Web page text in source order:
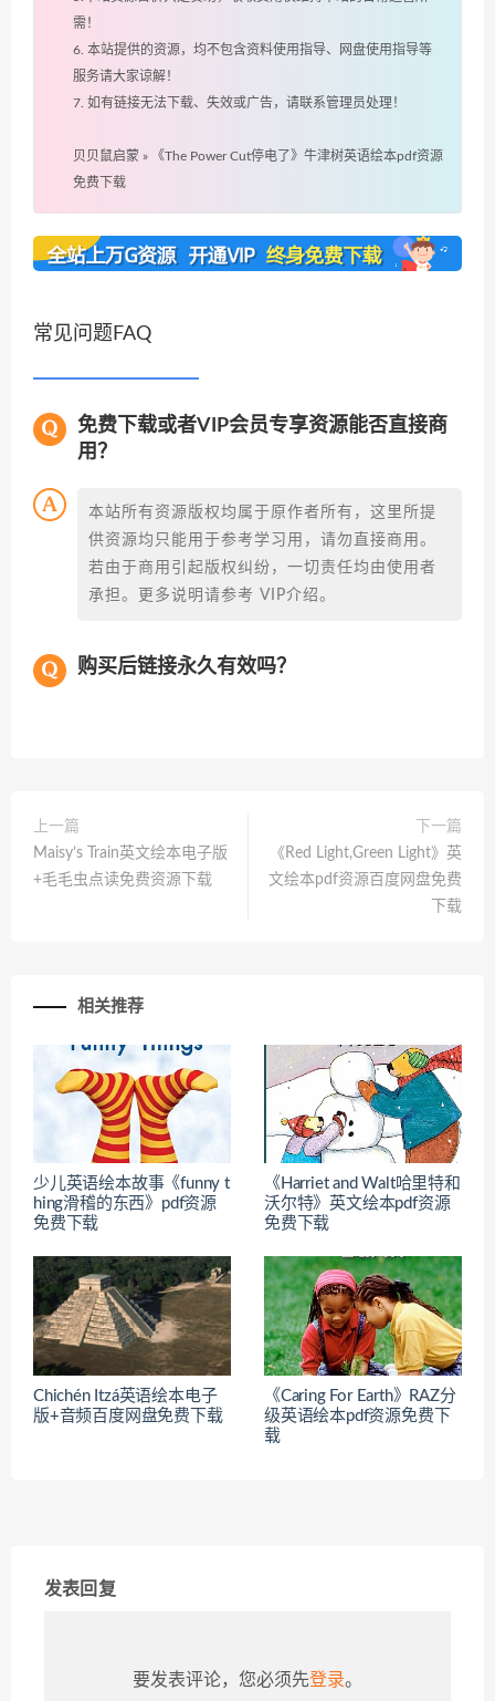
需！
6. 本站提供的资源，均不包含资料使用指导、网盘使用指导等
服务请大家谅解！
7. 如有链接无法下载、失效或广告，请联系管理员处理！
贝贝鼠启蒙 »
《The Power Cut停电了》牛津树英语绘本pdf资源
免费下载
常见问题FAQ
免费下载或者VIP会员专享资源能否直接商
用？
本站所有资源版权均属于原作者所有，这里所提
供资源均只能用于参考学习用，请勿直接商用。
若由于商用引起版权纠纷，一切责任均由使用者
承担。更多说明请参考 VIP介绍。
购买后链接永久有效吗？
上一篇
Maisy’s Train英文绘本电子版
+毛毛虫点读免费资源下载
下一篇
《Red Light,Green Light》英
文绘本pdf资源百度网盘免费
下载
相关推荐
少儿英语绘本故事《funny t
hing滑稽的东西》pdf资源
免费下载
《Harriet and Walt哈里特和
沃尔特》英文绘本pdf资源
免费下载
Chichén Itzá英语绘本电子
版+音频百度网盘免费下载
《Caring For Earth》RAZ分
级英语绘本pdf资源免费下
载
发表回复
要发表评论，您必须先登录。